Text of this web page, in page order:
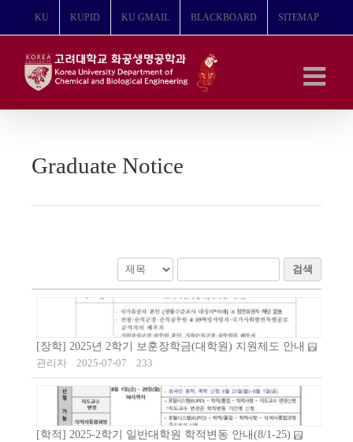
뛰
KU KUPID KU GMAIL BLACKBOARD SITEMAP
Graduate Notice
검색
[장학] 2025년 2학기 보훈장학금(대학원) 지원제도 안내
관리자
2025-07-07 233
[학적] 2025-2학기 일반대학원 학적변동 안내(8/1-25)